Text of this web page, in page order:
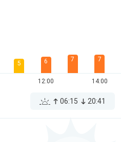
5 6
12:00
7 7
14:00
06:15 20:41